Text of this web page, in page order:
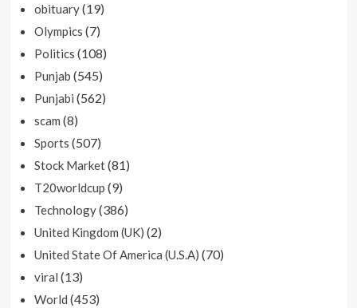
obituary(19)
Olympics (7)
Politics (108)
Punjab (545)
Punjabi (562)
scam (8)
Sports (507)
Stock Market(81)
T20worldcup (9)
Technology(386)
United Kingdom (UK) (2)
United State Of America (U.S.A) (70)
viral (13)
World (453)